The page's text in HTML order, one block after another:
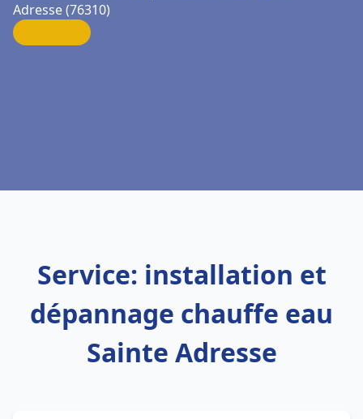
Adresse (76310)
Service: installation et
dépannage chauffe eau
Sainte Adresse